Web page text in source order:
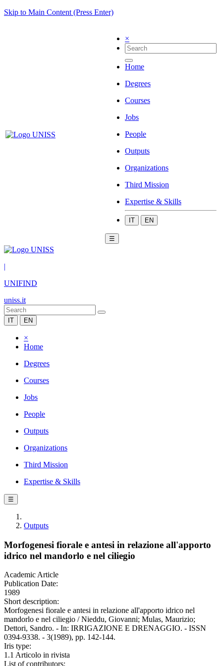
Skip to Main Content (Press Enter)
×
Home
Degrees
Courses
Jobs
People
Outputs
Organizations
Third Mission
Expertise & Skills
IT EN
☰
|
UNIFIND
uniss.it
IT EN
×
Home
Degrees
Courses
Jobs
People
Outputs
Organizations
Third Mission
Expertise & Skills
☰
Outputs
Morfogenesi fiorale e antesi in relazione all'apporto
idrico nel mandorlo e nel ciliegio
Academic Article
Publication Date:
1989
Short description:
Morfogenesi fiorale e antesi in relazione all'apporto idrico nel
mandorlo e nel ciliegio / Nieddu, Giovanni; Mulas, Maurizio;
Dettori, Sandro. - In: IRRIGAZIONE E DRENAGGIO. - ISSN
0394-9338. - 3(1989), pp. 142-144.
Iris type:
1.1 Articolo in rivista
List of contributors: